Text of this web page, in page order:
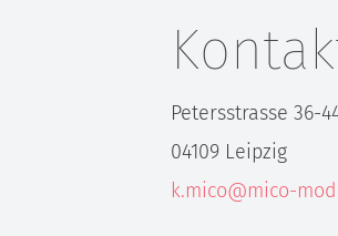
Petersstrasse 36-
04109 Leipzig
k.mico@mico-